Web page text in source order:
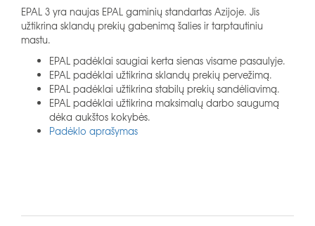
EPAL 3 yra naujas EPAL gaminių standartas Azijoje. Jis
užtikrina sklandų prekių gabenimą šalies ir tarptautiniu
mastu.
EPAL padėklai saugiai kerta sienas visame pasaulyje.
EPAL padėklai užtikrina sklandų prekių pervežimą.
EPAL padėklai užtikrina stabilų prekių sandėliavimą.
EPAL padėklai užtikrina maksimalų darbo saugumą
dėka aukštos kokybės.
Padėklo aprašymas